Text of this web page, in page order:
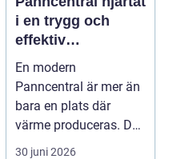
i en trygg och
effektiv
värmeförsörjning
En modern
Panncentral är mer än
bara en plats där
värme produceras. Den
är hjärtat i
30 juni 2026